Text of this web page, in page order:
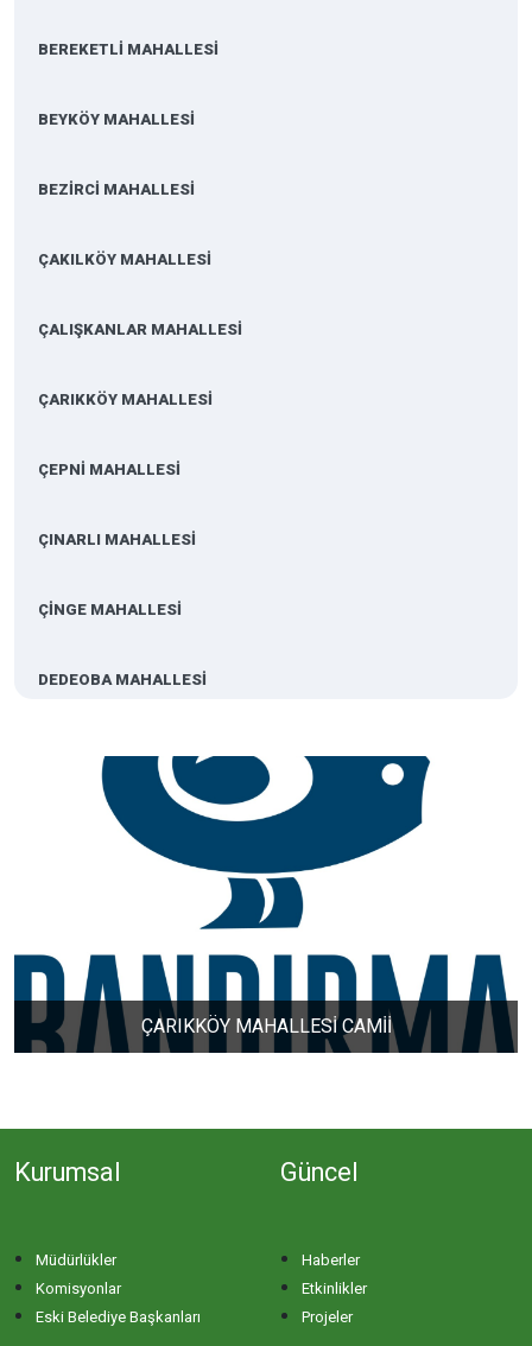
BEREKETLİ MAHALLESİ
BEYKÖY MAHALLESİ
BEZİRCİ MAHALLESİ
ÇAKILKÖY MAHALLESİ
ÇALIŞKANLAR MAHALLESİ
ÇARIKKÖY MAHALLESİ
ÇEPNİ MAHALLESİ
ÇINARLI MAHALLESİ
ÇİNGE MAHALLESİ
DEDEOBA MAHALLESİ
DOĞA MAHALLESİ
DOĞANPINAR MAHALLESİ
DOĞRUCA MAHALLESİ
DUTLİMAN MAHALLESİ
EMRE MAHALLESİ
ERİKLİ MAHALLESİ
ÇARIKKÖY MAHALLESİ CAMİİ
Kurumsal
Müdürlükler
Komisyonlar
Eski Belediye Başkanları
Güncel
Haberler
Etkinlikler
Projeler